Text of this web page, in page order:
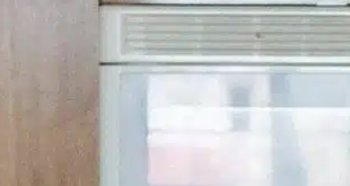
Dlaczego mój pies
drapie pościel?